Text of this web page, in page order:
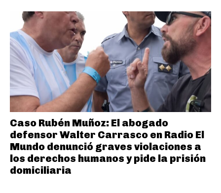
Caso Rubén Muñoz: El abogado
defensor Walter Carrasco en Radio El
Mundo denunció graves violaciones a
los derechos humanos y pide la prisión
domiciliaria